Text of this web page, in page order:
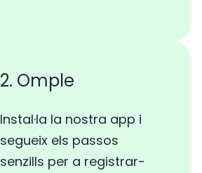
2. Omple
Instal·la la nostra app i
segueix els passos
senzills per a registrar-